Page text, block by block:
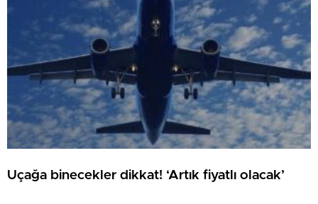
Uçağa binecekler dikkat! ‘Artık fiyatlı olacak’